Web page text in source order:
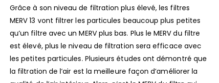
Grâce à son niveau de filtration plus élevé, les filtres
MERV 13 vont filtrer les particules beaucoup plus petites
qu’un filtre avec un MERV plus bas. Plus le MERV du filtre
est élevé, plus le niveau de filtration sera efficace avec
les petites particules. Plusieurs études ont démontré que
la filtration de l’air est la meilleure façon d’améliorer la